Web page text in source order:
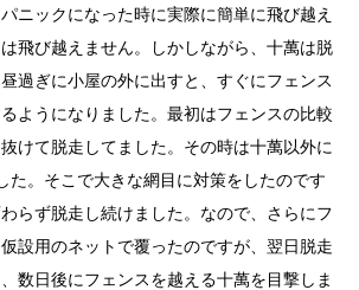
ニックになった時に実際に簡単に飛び越え
飛び越えません。しかしながら、十萬は脱
過ぎに小屋の外に出すと、すぐにフェンス
ようになりました。最初はフェンスの比較
けて脱走してました。その時は十萬以外に
た。そこで大きな網目に対策をしたのです
らず脱走し続けました。なので、さらにフ
設用のネットで覆ったのですが、翌日脱走
数日後にフェンスを越える十萬を目撃しま